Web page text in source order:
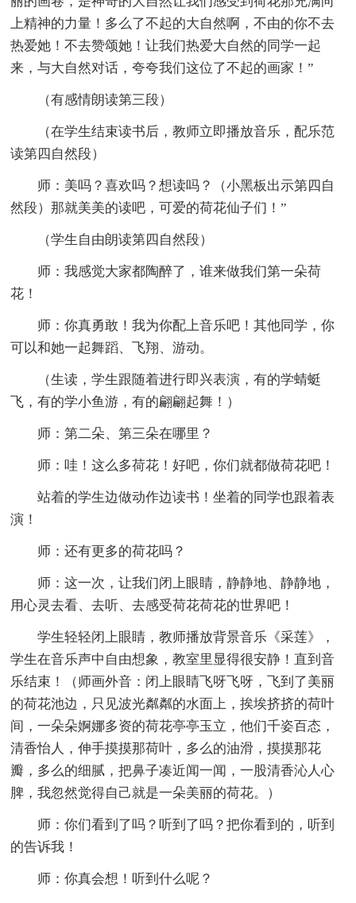
上精神的力量！多么了不起的大自然啊，不由的你不去
热爱她！不去赞颂她！让我们热爱大自然的同学一起
来，与大自然对话，夸夸我们这位了不起的画家！”
（有感情朗读第三段）
（在学生结束读书后，教师立即播放音乐，配乐范
读第四自然段）
师：美吗？喜欢吗？想读吗？（小黑板出示第四自
然段）那就美美的读吧，可爱的荷花仙子们！”
（学生自由朗读第四自然段）
师：我感觉大家都陶醉了，谁来做我们第一朵荷
花！
师：你真勇敢！我为你配上音乐吧！其他同学，你
可以和她一起舞蹈、飞翔、游动。
（生读，学生跟随着进行即兴表演，有的学蜻蜓
飞，有的学小鱼游，有的翩翩起舞！）
师：第二朵、第三朵在哪里？
师：哇！这么多荷花！好吧，你们就都做荷花吧！
站着的学生边做动作边读书！坐着的同学也跟着表
演！
师：还有更多的荷花吗？
师：这一次，让我们闭上眼睛，静静地、静静地，
用心灵去看、去听、去感受荷花荷花的世界吧！
学生轻轻闭上眼睛，教师播放背景音乐《采莲》，
学生在音乐声中自由想象，教室里显得很安静！直到音
乐结束！（师画外音：闭上眼睛飞呀飞呀，飞到了美丽
的荷花池边，只见波光粼粼的水面上，挨埃挤挤的荷叶
间，一朵朵婀娜多资的荷花亭亭玉立，他们千姿百态，
清香怡人，伸手摸摸那荷叶，多么的油滑，摸摸那花
瓣，多么的细腻，把鼻子凑近闻一闻，一股清香沁人心
脾，我忽然觉得自己就是一朵美丽的荷花。）
师：你们看到了吗？听到了吗？把你看到的，听到
的告诉我！
师：你真会想！听到什么呢？